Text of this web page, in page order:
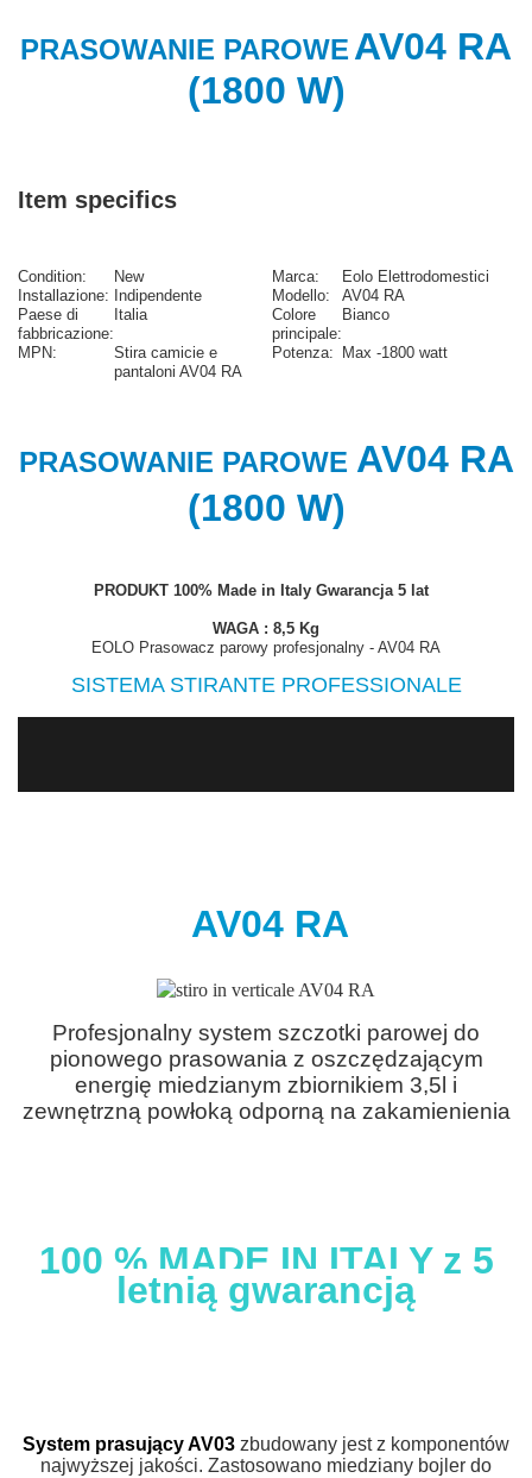
PRASOWANIE PAROWE AV04 RA
(1800 W)
Item specifics
Condition: New Marca:
Eolo Elettrodomestici
Installazione: Indipendente Modello:
AV04 RA
Paese di
fabbricazione:
Italia
Colore
principale:
Bianco
MPN:
Stira camicie e
pantaloni AV04 RA
Potenza: Max -1800 watt
PRASOWANIE PAROWE AV04 RA
(1800 W)
PRODUKT 100% Made in Italy Gwarancja 5 lat
WAGA : 8,5 Kg
EOLO Prasowacz parowy profesjonalny - AV04 RA
SISTEMA STIRANTE PROFESSIONALE
AV04 RA
Profesjonalny system szczotki parowej do
pionowego prasowania z oszczędzającym
energię miedzianym zbiornikiem 3,5l i
zewnętrzną powłoką odporną na zakamienienia
100 % MADE IN ITALY z 5
letnią gwarancją
System prasujący AV03 zbudowany jest z komponentów
najwyższej jakości. Zastosowano miedziany bojler do